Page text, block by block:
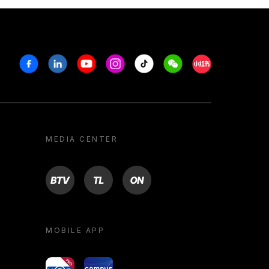
FacebookLinkedinYoutubeInstagram
Tiktok WeechatXiaohongshu/
MEDIA CENTER
BTV TL ON
MOBILE APP
yoU@B Campus VR